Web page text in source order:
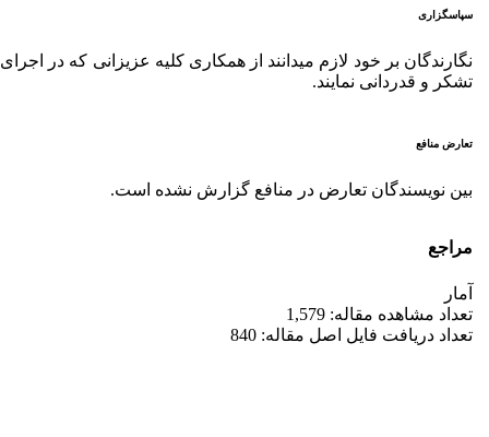
سپاسگزاری
نگارندگان بر خود لازم می­دانند از همکاری کلیه عزیزانی که در
تشکر و قدردانی نمایند.
تعارض منافع
بین نویسندگان تعارض در منافع گزارش نشده است.
مراجع
آمار
تعداد مشاهده مقاله: 1,579
تعداد دریافت فایل اصل مقاله: 840